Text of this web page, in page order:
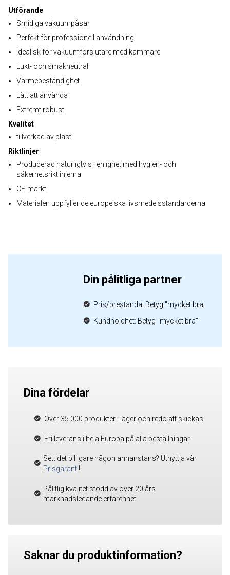
Utförande
Smidiga vakuumpåsar
Perfekt för professionell användning
Idealisk för vakuumförslutare med kammare
Lukt- och smakneutral
Värmebeständighet
Lätt att använda
Extremt robust
Kvalitet
tillverkad av plast
Riktlinjer
Producerad naturligtvis i enlighet med hygien- och
säkerhetsriktlinjerna.
CE-märkt
Materialen uppfyller de europeiska livsmedelsstandarderna
Din pålitliga partner
Pris/prestanda: Betyg "mycket bra"
Kundnöjdhet: Betyg "mycket bra"
Dina fördelar
Över 35 000 produkter i lager och redo att skickas
Fri leverans i hela Europa på alla beställningar
Sett det billigare någon annanstans? Utnyttja vår
Prisgaranti!
Pålitlig kvalitet stödd av över 20 års
marknadsledande erfarenhet
Saknar du produktinformation?